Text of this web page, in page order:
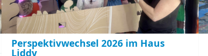
Perspektivwechsel 2026 im Haus
Liddy